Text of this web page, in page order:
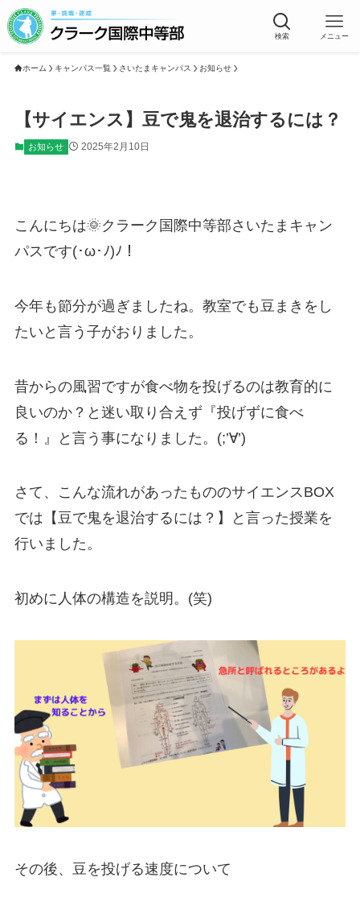
検索 メニュー
ホーム キャンパス一覧 さいたまキャンパス お知らせ
【サイエンス】豆で鬼を退治するには？
お知らせ 2025年2月10日
こんにちは🌞クラーク国際中等部さいたまキャン
パスです(･ω･ﾉ)ﾉ！
今年も節分が過ぎましたね。教室でも豆まきをし
たいと言う子がおりました。
昔からの風習ですが食べ物を投げるのは教育的に
良いのか？と迷い取り合えず『投げずに食べ
る！』と言う事になりました。(;’∀’)
さて、こんな流れがあったもののサイエンスBOX
では【豆で鬼を退治するには？】と言った授業を
行いました。
初めに人体の構造を説明。(笑)
その後、豆を投げる速度について